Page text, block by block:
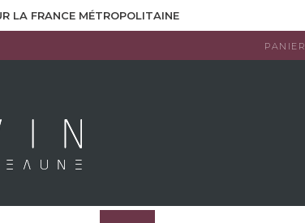
LA FRANCE MÉTROPOLITAINE
PANIER